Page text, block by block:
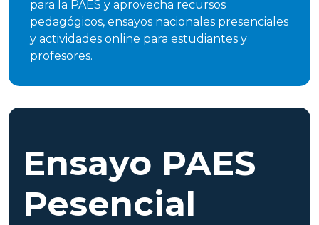
para la PAES y aprovecha recursos
pedagógicos, ensayos nacionales presenciales
y actividades online para estudiantes y
profesores.
Ensayo PAES
Pesencial